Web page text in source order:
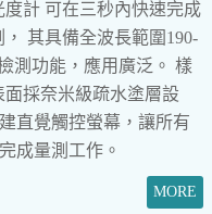
度計可在三秒內快速完成
其具備全波長範圍190-
測功能，應用廣泛。 樣
面採奈米級疏水塗層設
直覺觸控螢幕，讓所有
成量測工作。